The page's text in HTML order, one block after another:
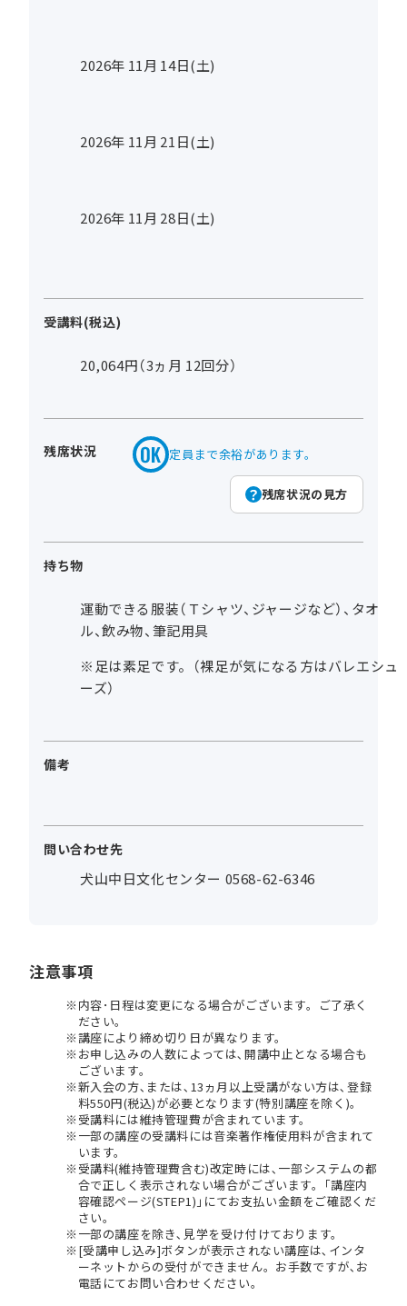
2026年 11月 14日(土)
2026年 11月 21日(土)
2026年 11月 28日(土)
受講料(税込)
20,064円（3ヵ月 12回分）
残席状況 定員まで余裕があります。
残席状況の見方
持ち物
運動できる服装（Ｔシャツ、ジャージなど）、タオ
ル、飲み物、筆記用具
※足は素足です。（裸足が気になる方はバレエシュ
ーズ）
備考
問い合わせ先
犬山中日文化センター 0568-62-6346
注意事項
内容･日程は変更になる場合がございます。ご了承く
ださい。
講座により締め切り日が異なります。
お申し込みの人数によっては､開講中止となる場合も
ございます。
新入会の方､または､13ヵ月以上受講がない方は､登録
料550円(税込)が必要となります(特別講座を除く)。
受講料には維持管理費が含まれています。
一部の講座の受講料には音楽著作権使用料が含まれて
います。
受講料(維持管理費含む)改定時には､一部システムの都
合で正しく表示されない場合がございます。｢講座内
容確認ページ(STEP1)｣にてお支払い金額をご確認くだ
さい。
一部の講座を除き､見学を受け付けております。
[受講申し込み]ボタンが表示されない講座は､インタ
ーネットからの受付ができません。お手数ですが､お
電話にてお問い合わせください。